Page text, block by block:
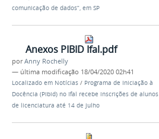
comunicação de dados”, em SP
Anexos PIBID Ifal.pdf
porAnny Rochelly
— última modificação 18/04/2020 02h41
Localizado em Notícias / Programa de Iniciação à
Docência (Pibid) no Ifal recebe inscrições de alunos
de licenciatura até 14 de julho